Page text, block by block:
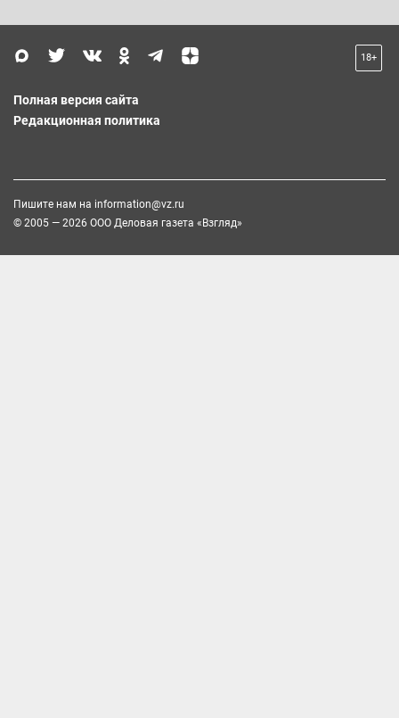
18+
Полная версия сайта
Редакционная политика
Пишите нам на information@vz.ru
© 2005 — 2026 ООО Деловая газета «Взгляд»